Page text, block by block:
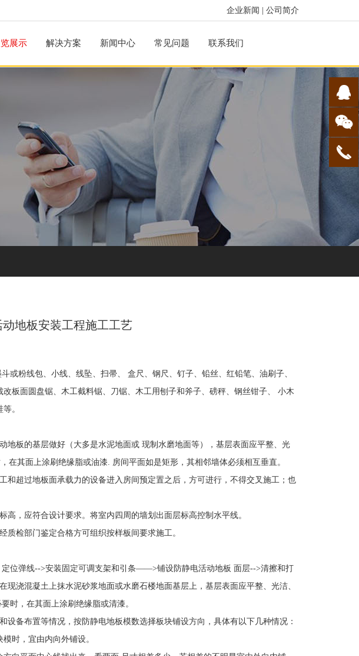
企业新闻 公司简介
展示 解决方案 新闻中心 常见问题 联系我们
动地板安装工程施工工艺
粉线包、小线、线坠、扫帚、 盒尺、钢尺、钉子、铅丝、红铅笔、油刷子、
板面圆盘锯、木工截料锯、刀锯、木工用刨子和斧子、磅秤、钢丝钳子、 小木
。
板的基层做好（大多是水泥地面或 现制水磨地面等），基层表面应平整、光
在其面上涂刷绝缘脂或油漆. 房间平面如是矩形，其相邻墙体必须相互垂直。
超过地板面承载力的设备进入房间预定置之后，方可进行，不得交叉施工；也
，应符合设计要求。将室内四周的墙划出面层标高控制水平线。
检部门鉴定合格方可组织按样板间要求施工。
位弹线-->安装固定可调支架和引条――>铺设防静电活动地板 面层-->清擦和打
浇混凝土上抹水泥砂浆地面或水磨石楼地面基层上，基层表面应平整、光洁、
时，在其面上涂刷绝缘脂或清漆。
备布置等情况，按防静电地板模数选择板块铺设方向，具体有以下几种情况：
时，宜由内向外铺设。